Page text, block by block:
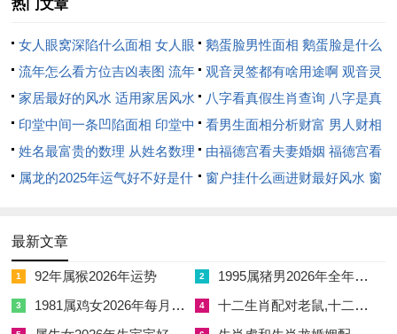
南方发展，从事能源、餐饮、电子等行业。然伏吟之势，需防计
划周折，当备应急之策。
安门吉日考辨
安门立户，关乎家宅根基。未月土重火炎，择吉当以“固本培
元”为要。宜选土金相生之日，避水火相激之时。门向尤重与日
七月初九庚寅日（公历2026年8月21日）
庚金锐利，寅木疏土，纳音松柏木。庚金得未土相生，寅木助月
乙疏土，形成财官双美之局。神煞遇岁禄、不将，主家宅安宁，
热门文章
女人眼窝深陷什么面相 女人眼
窝深陷是短命相吗
鹅蛋脸男性面相 鹅蛋脸是什么
脸型男性
流年怎么看方位吉凶表图 流年
位置怎么看
观音灵签都有啥用途啊 观音灵
签全部签签词
家居最好的风水 适用家居风水
八字看真假生肖查询 八字是真
还是假
印堂中间一条凹陷面相 印堂中
间有条线沟好不好
看男生面相分析财富 男人财相
从哪里看
姓名最富贵的数理 从姓名数理
看富豪
由福德宫看夫妻婚姻 福德宫看
配偶生肖
属龙的2025年运气好不好是什
2025年属龙人的全年运势
窗户挂什么画进财最好风水 窗
最新文章
1 92年属猴2026年运势 2 1995属猪男2026年全年的运势 1995年属猪男在2026年全年运势
3 1981属鸡女2026年每月运势 2026年1981年属鸡女财运颜色 4 十二生肖配对老鼠,十二生肖配对老鼠的动物